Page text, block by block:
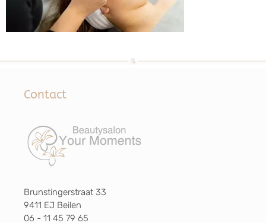
Contact
Brunstingerstraat 33
9411 EJ Beilen
06 - 11 45 79 65